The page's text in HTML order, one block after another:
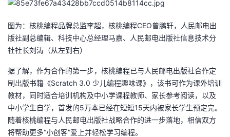
图为：核桃编程品牌总监李超，核桃编程CEO曾鹏轩，人民邮电出
版社副总编辑、科技中心总经理马嘉、人民邮电出版社信息技术分
社社长刘涛（从左到右）
据了解，作为合作的第一步，核桃编程已与人民邮电出版社合作定
制出版书籍《Scratch 3.0 少儿编程趣味课》，该书可作为课外培训
教材，同时适合培训机构及中小学课程教师、家长参考阅读，以及
中小学生自学，首发的5万本已经在短短15天内被家长学生预定完。
随着核桃编程与人民邮电出版社战略合作的进一步落地，相信双方
将帮助更多“小创客”爱上并轻松学习编程。